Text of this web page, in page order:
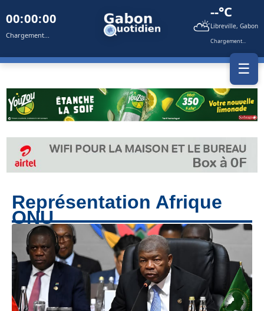
00:00:00
Chargement... ⛅
--°C
Libreville, Gabon
Chargement...
☰
Représentation Afrique
ONU